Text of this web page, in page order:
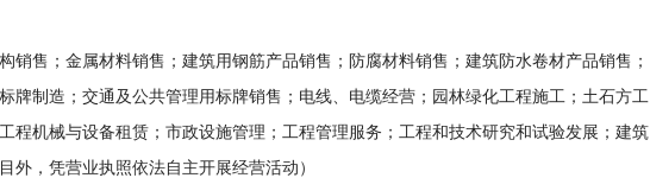
销售；金属材料销售；建筑用钢筋产品销售；防腐材料销售；建筑防水卷材产品销售；
牌制造；交通及公共管理用标牌销售；电线、电缆经营；园林绿化工程施工；土石方工
程机械与设备租赁；市政设施管理；工程管理服务；工程和技术研究和试验发展；建筑
外，凭营业执照依法自主开展经营活动）